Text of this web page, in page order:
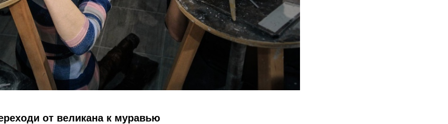
от великана к муравью